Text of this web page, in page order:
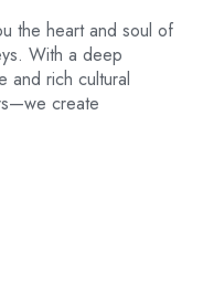
the heart and soul of
With a deep
and rich cultural
create